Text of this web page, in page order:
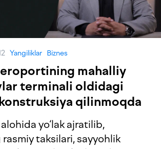
Yangiliklar Biznes
mahalliy
terminali oldidagi
qilinmoqda
yo‘lak ajratilib,
taksilari, sayyohlik